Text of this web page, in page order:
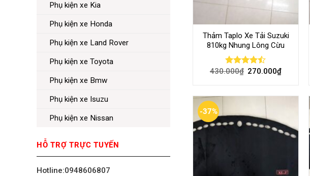
Phụ kiện xe Kia
Phụ kiện xe Honda
Phụ kiện xe Land Rover
Phụ kiện xe Toyota
Phụ kiện xe Bmw
Phụ kiện xe Isuzu
Phụ kiện xe Nissan
HỖ TRỢ TRỰC TUYẾN
Hotline:0948606807
Thảm Taplo Xe Tải Suzuki
810kg Nhung Lông Cừu
Rated
430.000₫ 270.000₫
-37%